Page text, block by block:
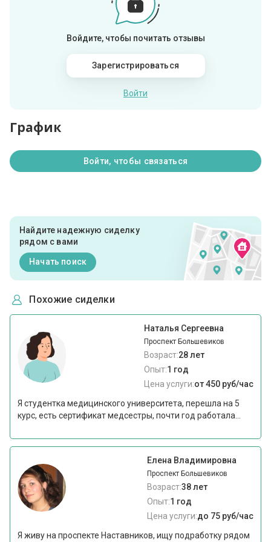
Войдите, чтобы почитать отзывы
Зарегистрироваться
Войти
График
Войти, чтобы связаться
Найдите надежную сиделку
рядом с вами
Начать поиск
Похожие сиделки
Наталья Сергеевна
Проспект Большевиков
Возраст:28 лет
Опыт:1 год
Цена услуги:от 450 руб/час
Я студентка медицинского университета, перешла на 5
курс, есть сертификат медсестры, почти год работала...
Елена Владимировна
Проспект Большевиков
Возраст:38 лет
Опыт:1 год
Цена услуги:до 75 руб/час
Я живу на проспекте Наставников, ищу подработку рядом